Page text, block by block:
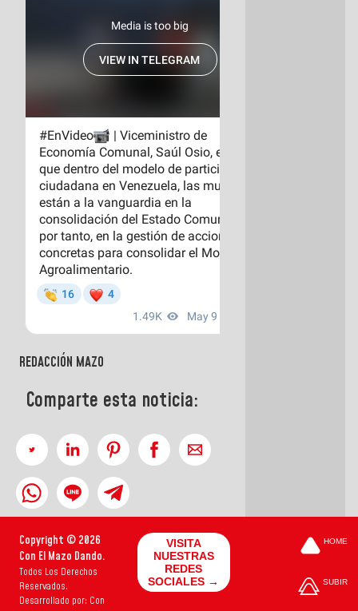
REDACCIÓN MAZO
Comparte esta noticia:
Copyright © 2026
Con El Mazo Dando.
Todos Los Derechos
Reservados.
Desarrollado por: Con
VISITA
NUESTRAS
REDES
SOCIALES →
HOME
SUBIR